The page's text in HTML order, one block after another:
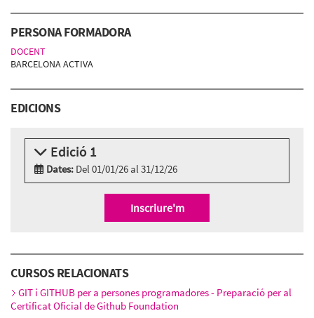
PERSONA FORMADORA
DOCENT
BARCELONA ACTIVA
EDICIONS
Edició 1
Dates: Del 01/01/26 al 31/12/26
Inscriure'm
CURSOS RELACIONATS
GIT i GITHUB per a persones programadores - Preparació per al
Certificat Oficial de Github Foundation